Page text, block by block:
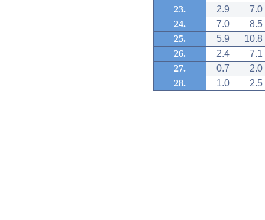
23.
2.9
7.0
24.
7.0
8.5
25.
5.9
10.8
26.
2.4
7.1
27.
0.7
2.0
28.
1.0 2.5